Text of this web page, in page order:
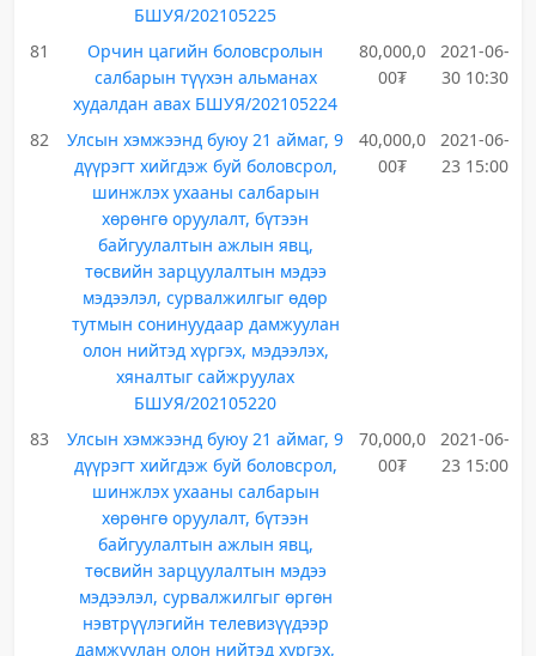
БШУЯ/202105225
81
Орчин цагийн боловсролын
салбарын түүхэн альманах
худалдан авах БШУЯ/202105224
80,000,0
00₮
2021-06-
30 10:30
82
Улсын хэмжээнд буюу 21 аймаг, 9
дүүрэгт хийгдэж буй боловсрол,
шинжлэх ухааны салбарын
хөрөнгө оруулалт, бүтээн
байгуулалтын ажлын явц,
төсвийн зарцуулалтын мэдээ
мэдээлэл, сурвалжилгыг өдөр
тутмын сонинуудаар дамжуулан
олон нийтэд хүргэх, мэдээлэх,
хяналтыг сайжруулах
БШУЯ/202105220
40,000,0
00₮
2021-06-
23 15:00
83
Улсын хэмжээнд буюу 21 аймаг, 9
дүүрэгт хийгдэж буй боловсрол,
шинжлэх ухааны салбарын
хөрөнгө оруулалт, бүтээн
байгуулалтын ажлын явц,
төсвийн зарцуулалтын мэдээ
мэдээлэл, сурвалжилгыг өргөн
нэвтрүүлэгийн телевизүүдээр
дамжуулан олон нийтэд хүргэх,
70,000,0
00₮
2021-06-
23 15:00